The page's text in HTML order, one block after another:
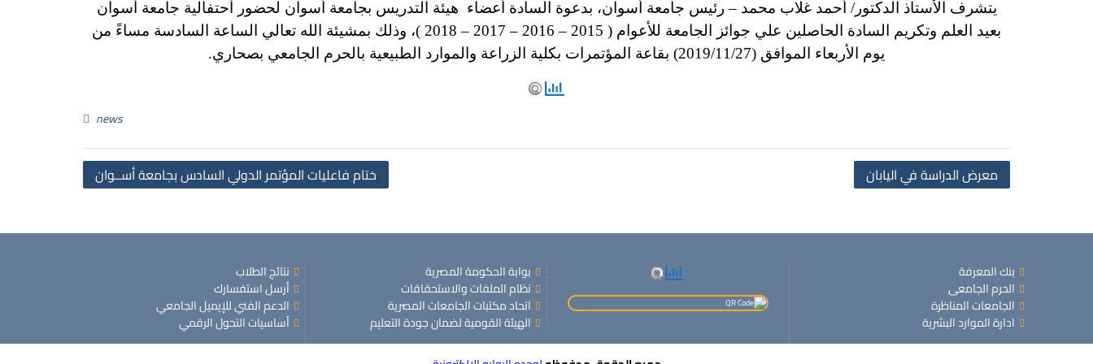
يتشرف الأستاذ الدكتور/ أحمد غلاب محمد – رئيس جامعة أسوان، بدعوة السادة أعضاء هيئة التدريس بجامعة أسوان لحضور أحتفالية جامعة أسوان
بعيد العلم وتكريم السادة الحاصلين علي جوائز الجامعة للأعوام ( 2015 – 2016 – 2017 – 2018 )، وذلك بمشيئة الله تعالي الساعة السادسة مساءً من
يوم الأربعاء الموافق (2019/11/27) بقاعة المؤتمرات بكلية الزراعة والموارد الطبيعية بالحرم الجامعي بصحاري.
news
ختام فاعليات المؤتمر الدولي السادس بجامعة أســوان معرض الدراسة في اليابان
نتائج الطلاب
أرسل استفسارك
الدعم الفني للإيميل الجامعي
أساسيات التحول الرقمي
بوابة الحكومة المصرية
نظام الملفات والاستحقاقات
اتحاد مكتبات الجامعات المصرية
الهيئة القومية لضمان جودة التعليم
بنك المعرفة
الحرم الجامعى
الجامعات المناظرة
ادارة الموارد البشرية